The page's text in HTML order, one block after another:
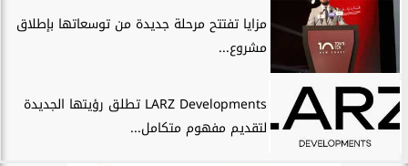
مزايا تفتتح مرحلة جديدة من توسعاتها بإطلاق
مشروع...
LARZ Developments تطلق رؤيتها الجديدة
لتقديم مفهوم متكامل...